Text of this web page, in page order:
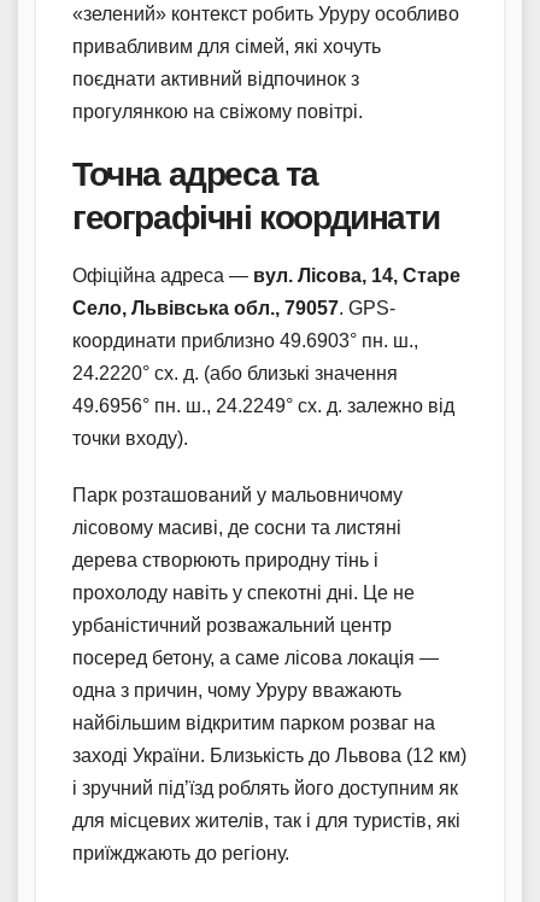
«зелений» контекст робить Уруру особливо
привабливим для сімей, які хочуть
поєднати активний відпочинок з
прогулянкою на свіжому повітрі.
Точна адреса та
географічні координати
Офіційна адреса — вул. Лісова, 14, Старе
Село, Львівська обл., 79057. GPS-
координати приблизно 49.6903° пн. ш.,
24.2220° сх. д. (або близькі значення
49.6956° пн. ш., 24.2249° сх. д. залежно від
точки входу).
Парк розташований у мальовничому
лісовому масиві, де сосни та листяні
дерева створюють природну тінь і
прохолоду навіть у спекотні дні. Це не
урбаністичний розважальний центр
посеред бетону, а саме лісова локація —
одна з причин, чому Уруру вважають
найбільшим відкритим парком розваг на
заході України. Близькість до Львова (12 км)
і зручний під’їзд роблять його доступним як
для місцевих жителів, так і для туристів, які
приїжджають до регіону.